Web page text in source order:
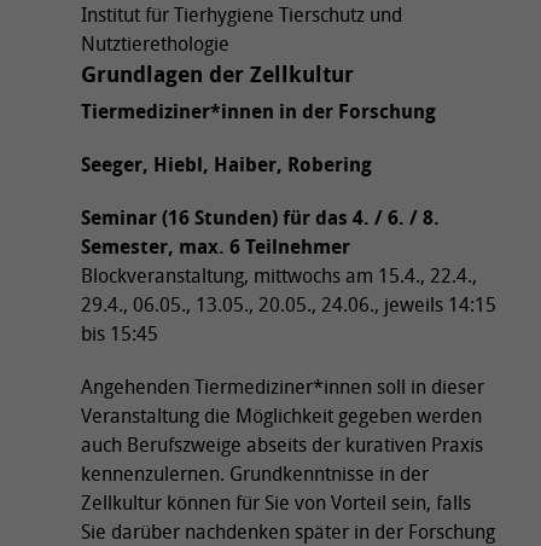
Institut für Tierhygiene Tierschutz und
Nutztierethologie
Grundlagen der Zellkultur
Tiermediziner*innen in der Forschung
Seeger, Hiebl, Haiber, Robering
Seminar (16 Stunden) für das 4. / 6. / 8.
Semester, max. 6 Teilnehmer
Blockveranstaltung, mittwochs am 15.4., 22.4.,
29.4., 06.05., 13.05., 20.05., 24.06., jeweils 14:15
bis 15:45
Angehenden Tiermediziner*innen soll in dieser
Veranstaltung die Möglichkeit gegeben werden
auch Berufszweige abseits der kurativen Praxis
kennenzulernen. Grundkenntnisse in der
Zellkultur können für Sie von Vorteil sein, falls
Sie darüber nachdenken später in der Forschung